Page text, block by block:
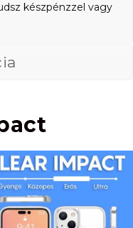
készpénzzel vagy